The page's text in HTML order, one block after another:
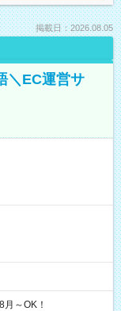
掲載日：2026.08.05
＼EC運営サ
～OK！